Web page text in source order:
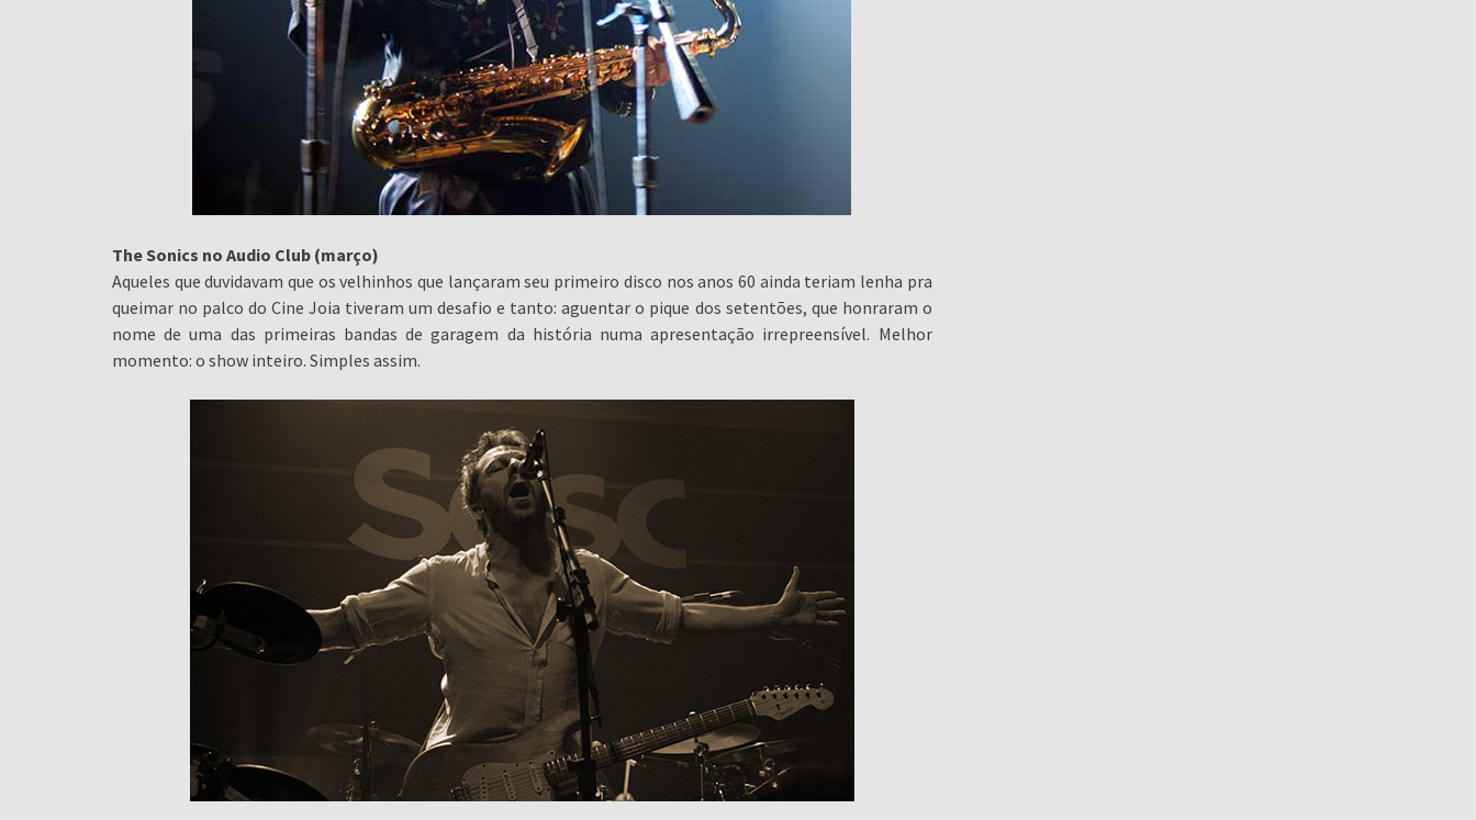
The Sonics no Audio Club (março)
Aqueles que duvidavam que os velhinhos que lançaram seu primeiro disco nos anos 60 ainda teriam lenha pra
queimar no palco do Cine Joia tiveram um desafio e tanto: aguentar o pique dos setentões, que honraram o
nome de uma das primeiras bandas de garagem da história numa apresentação irrepreensível. Melhor
momento: o show inteiro. Simples assim.